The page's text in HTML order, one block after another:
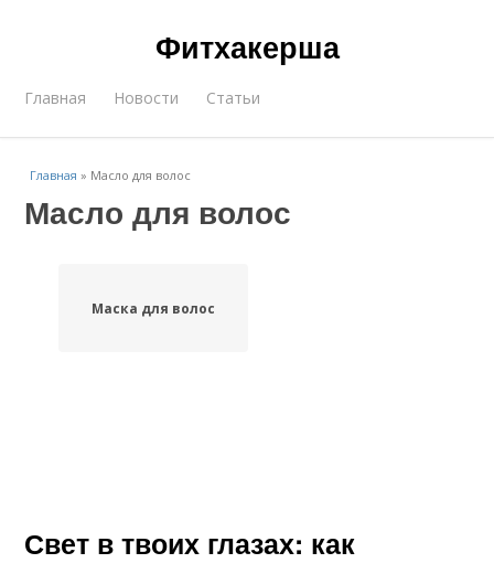
Фитхакерша
Главная Новости Статьи
Главная » Масло для волос
Масло для волос
Маска для волос
Свет в твоих глазах: как